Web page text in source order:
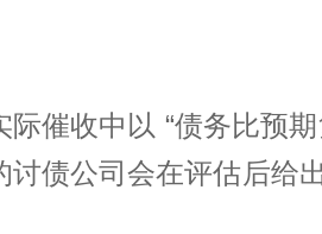
际催收中以 “债务比预期
债公司会在评估后给